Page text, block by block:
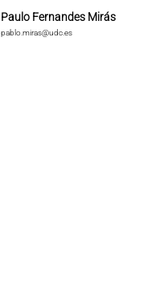
Paulo Fernandes Mirás
pablo.miras@udc.es